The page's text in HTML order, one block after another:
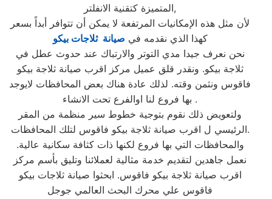
المتميزة كتقنية الانفلتر,
لأن مثل هذه الإمكانيات المرتفعة لا يمكن أن تتوافر أبداً بسعر
كهذا الذي نقدمه في صيانة ثلاجات بيكو
نحن نعرف جيدا مدي التوتر والارتباك عند حدوث عطل في
ثلاجة بيكو. ونقدر قلق عميل مركز اقرب صيانة ثلاجة بيكو
فاقوس ونثمن وقته. لذلك عادة هناك بعض المحافظات لايوجد
بها فروع لنا اوالفرع تحت الانشاء .
ولتعويض ذلك نقوم بتوجية خطوط سير منظمة من المقر
الرئيسي ل اقرب صيانة ثلاجة بيكو فاقوس لتلك المحافظات.
والمحافظات التي بها فروع لكنها ذات كثافة سكانية عالية.
نعمل جاهدين لتقديم خدمة مثالية لعملائنا وتليق بأسم مركز
اقرب صيانة ثلاجة بيكو فاقوس. ابحثوا صيانة ثلاجات بيكو
فاقوس علي محرك البحث العالمي جوجل